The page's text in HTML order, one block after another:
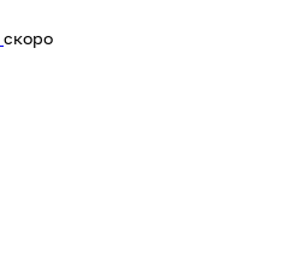
скоро